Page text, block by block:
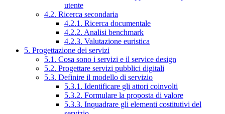
utente
4.2. Ricerca secondaria
4.2.1. Ricerca documentale
4.2.2. Analisi benchmark
4.2.3. Valutazione euristica
5. Progettazione dei servizi
5.1. Cosa sono i servizi e il service design
5.2. Progettare servizi pubblici digitali
5.3. Definire il modello di servizio
5.3.1. Identificare gli attori coinvolti
5.3.2. Formulare la proposta di valore
5.3.3. Inquadrare gli elementi costitutivi del